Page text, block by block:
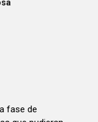
fase de